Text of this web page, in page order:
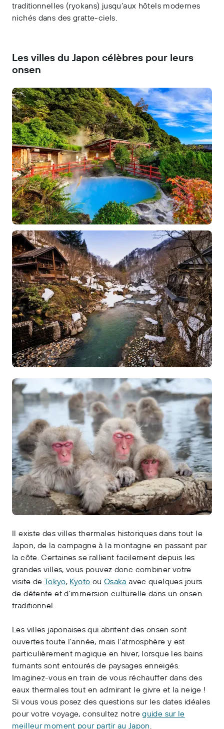
traditionnelles (ryokans) jusqu’aux hôtels modernes
nichés dans des gratte-ciels.
Les villes du Japon célèbres pour leurs
onsen
Il existe des villes thermales historiques dans tout le
Japon, de la campagne à la montagne en passant par
la côte. Certaines se rallient facilement depuis les
grandes villes, vous pouvez donc combiner votre
visite de Tokyo, Kyoto ou Osaka avec quelques jours
de détente et d’immersion culturelle dans un onsen
traditionnel.
Les villes japonaises qui abritent des onsen sont
ouvertes toute l’année, mais l’atmosphère y est
particulièrement magique en hiver, lorsque les bains
fumants sont entourés de paysages enneigés.
Imaginez-vous en train de vous réchauffer dans des
eaux thermales tout en admirant le givre et la neige !
Si vous vous posez des questions sur les dates idéales
pour votre voyage, consultez notreguide sur le
meilleur moment pour partir au Japon